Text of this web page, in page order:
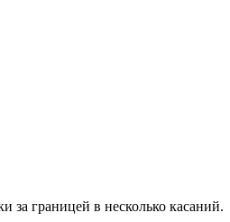
границей в несколько касаний.